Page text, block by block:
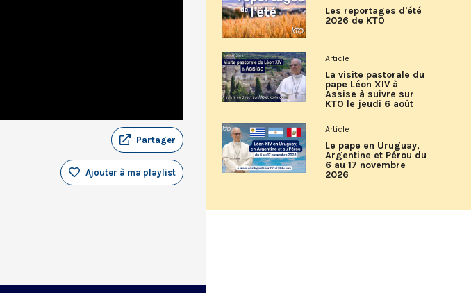
Partager
Ajouter à ma playlist
Les reportages d'été
2026 de KTO
Article
La visite pastorale du
pape Léon XIV à
Assise à suivre sur
KTO le jeudi 6 août
Article
Le pape en Uruguay,
Argentine et Pérou du
6 au 17 novembre
2026